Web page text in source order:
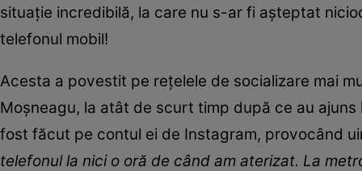
situație incredibilă, la care nu s-ar fi așteptat
telefonul mobil!
Acesta a povestit pe rețelele de socializare mai
Moșneagu, la atât de scurt timp după ce au
fost făcut pe contul ei de Instagram, provocând
telefonul la nici o oră de când am aterizat. La